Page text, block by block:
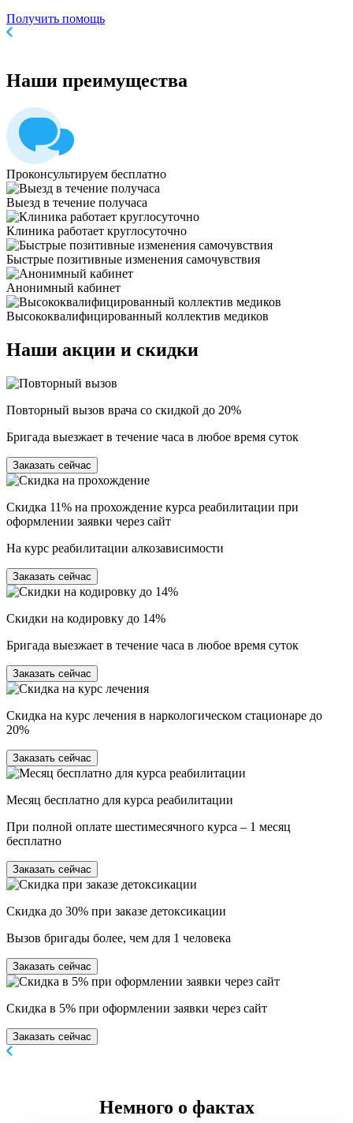
Получить помощь
Наши преимущества
Проконсультируем бесплатно
Выезд в течение получаса
Клиника работает круглосуточно
Быстрые позитивные изменения самочувствия
Анонимный кабинет
Высококвалифицированный коллектив медиков
Наши акции и скидки
Повторный вызов врача со скидкой до 20%
Бригада выезжает в течение часа в любое время суток
Заказать сейчас
Скидка 11% на прохождение курса реабилитации при
оформлении заявки через сайт
На курс реабилитации алкозависимости
Заказать сейчас
Скидки на кодировку до 14%
Бригада выезжает в течение часа в любое время суток
Заказать сейчас
Скидка на курс лечения в наркологическом стационаре до
20%
Заказать сейчас
Месяц бесплатно для курса реабилитации
При полной оплате шестимесячного курса – 1 месяц
бесплатно
Заказать сейчас
Скидка до 30% при заказе детоксикации
Вызов бригады более, чем для 1 человека
Заказать сейчас
Скидка в 5% при оформлении заявки через сайт
Заказать сейчас
Немного о фактах